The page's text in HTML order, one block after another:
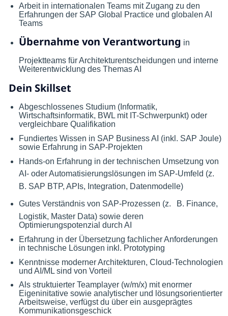
Arbeit in internationalen Teams mit Zugang zu den
Erfahrungen der SAP Global Practice und globalen AI
Teams
Übernahme von Verantwortung in
Projektteams für Architekturentscheidungen und interne
Weiterentwicklung des Themas AI
Dein Skillset
Abgeschlossenes Studium (Informatik,
Wirtschaftsinformatik, BWL mit IT-Schwerpunkt) oder
vergleichbare Qualifikation
Fundiertes Wissen in SAP Business AI (inkl. SAP Joule)
sowie Erfahrung in SAP-Projekten
Hands-on Erfahrung in der technischen Umsetzung von
AI- oder Automatisierungslösungen im SAP-Umfeld (z.
B. SAP BTP, APIs, Integration, Datenmodelle)
Gutes Verständnis von SAP-Prozessen (z.
B. Finance,
Logistik, Master Data) sowie deren
Optimierungspotenzial durch AI
Erfahrung in der Übersetzung fachlicher Anforderungen
in technische Lösungen inkl. Prototyping
Kenntnisse moderner Architekturen, Cloud-Technologien
und AI/ML sind von Vorteil
Als struktuierter Teamplayer (w/m/x) mit enormer
Eigeninitative sowie analytischer und lösungsorientierter
Arbeitsweise, verfügst du über ein ausgeprägtes
Kommunikationsgeschick